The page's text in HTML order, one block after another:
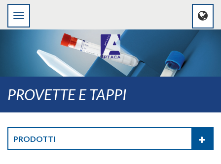
PROVETTE E TAPPI
PRODOTTI